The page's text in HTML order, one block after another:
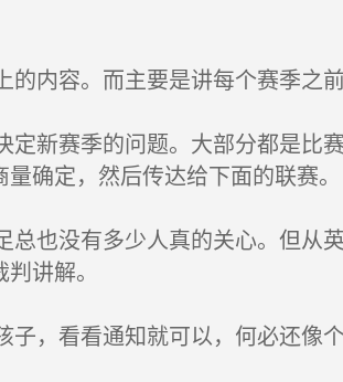
内容。而主要是讲每个赛季之
新赛季的问题。大部分都是比
确定，然后传达给下面的联赛。
也没有多少人真的关心。但从
讲解。
，看看通知就可以，何必还像个